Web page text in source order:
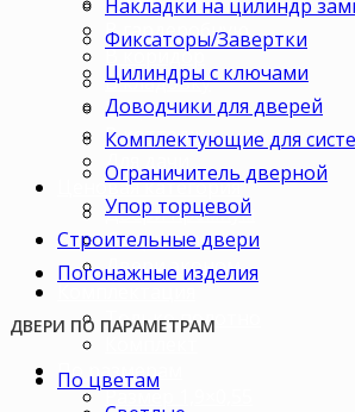
В гардеробную
В коридор
В кладовку
В офис
В коттедж
Для дачи
Ценовая категория
Двери премиум
Двери стандарт
Двери эконом
Только полотно
По размерам
Размер 1,9×0,55
Накладки на цилиндр
Фиксаторы/Завертки
Цилиндры с ключами
Доводчики для дверей
Комплектующие для
Ограничитель дверной
Упор торцевой
Строительные двери
Погонажные изделия
ДВЕРИ ПО ПАРАМЕТРАМ
По цветам